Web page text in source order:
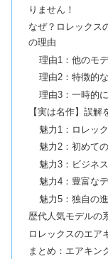
りません！
なぜ？ロレックス
の理由
理由1：他のモ
理由2：特徴的
理由3：一時的
【実は名作】誤解
魅力1：ロレッ
魅力2：初めて
魅力3：ビジネ
魅力4：豊富な
魅力5：独自の
歴代人気モデルの
ロレックスのエア
まとめ：エアキン